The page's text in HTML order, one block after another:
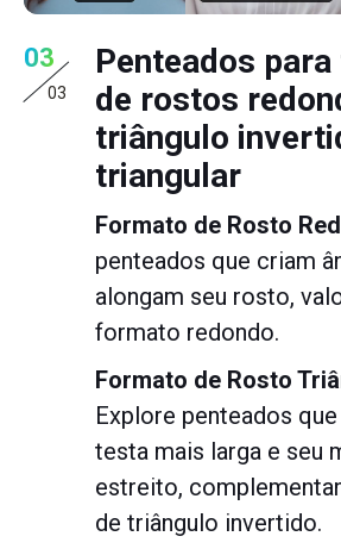
03
03
Penteados
de rostos
triângulo
triangular
Formato de Rosto
penteados que criam
alongam seu rosto,
formato redondo.
Formato de Rosto
Explore penteados
testa mais larga e seu
estreito,
de triângulo invertido.